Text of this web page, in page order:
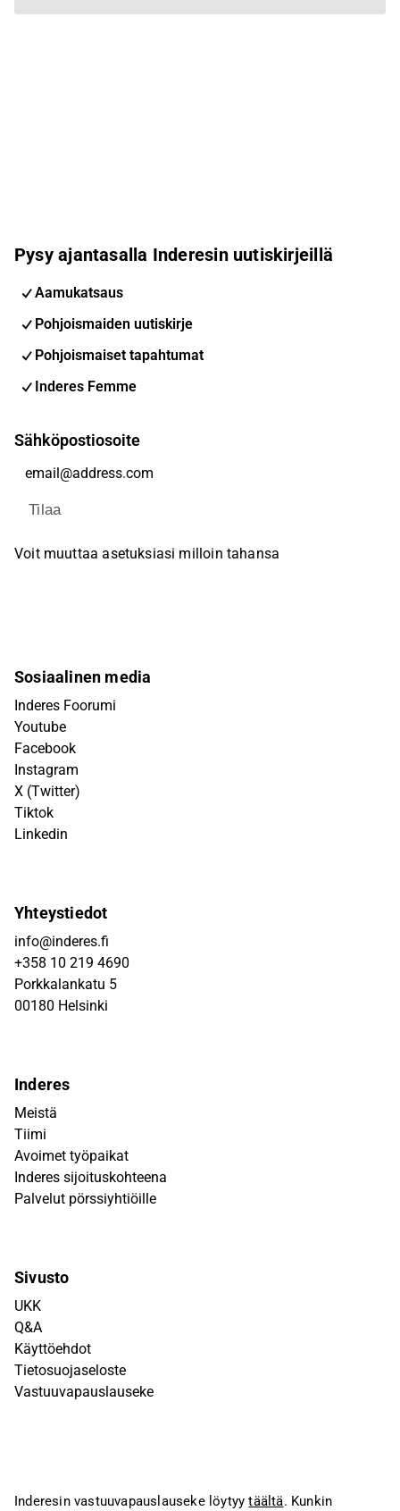
Pysy ajantasalla Inderesin uutiskirjeillä
Aamukatsaus
Pohjoismaiden uutiskirje
Pohjoismaiset tapahtumat
Inderes Femme
Sähköpostiosoite
Tilaa
Voit muuttaa asetuksiasi milloin tahansa
Sosiaalinen media
Inderes Foorumi
Youtube
Facebook
Instagram
X (Twitter)
Tiktok
Linkedin
Yhteystiedot
info@inderes.fi
+358 10 219 4690
Porkkalankatu 5
00180 Helsinki
Inderes
Meistä
Tiimi
Avoimet työpaikat
Inderes sijoituskohteena
Palvelut pörssiyhtiöille
Sivusto
UKK
Q&A
Käyttöehdot
Tietosuojaseloste
Vastuuvapauslauseke
Inderesin vastuuvapauslauseke löytyytäältä. Kunkin